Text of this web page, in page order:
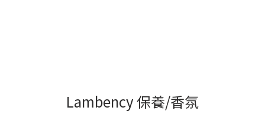
Lambency 保養/香氛